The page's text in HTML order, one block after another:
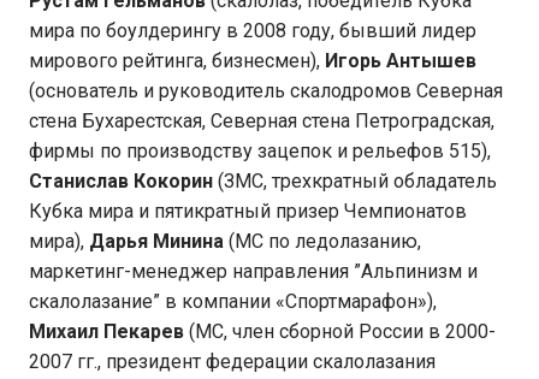
мира по боулдерингу в 2008 году, бывший лидер
мирового рейтинга, бизнесмен), Игорь Антышев
(основатель и руководитель скалодромов Северная
стена Бухарестская, Северная стена Петроградская,
фирмы по производству зацепок и рельефов 515),
Станислав Кокорин (ЗМС, трехкратный обладатель
Кубка мира и пятикратный призер Чемпионатов
мира), Дарья Минина (МС по ледолазанию,
маркетинг-менеджер направления ”Альпинизм и
скалолазание” в компании «Спортмарафон»),
Михаил Пекарев (МС, член сборной России в 2000-
2007 гг., президент федерации скалолазания